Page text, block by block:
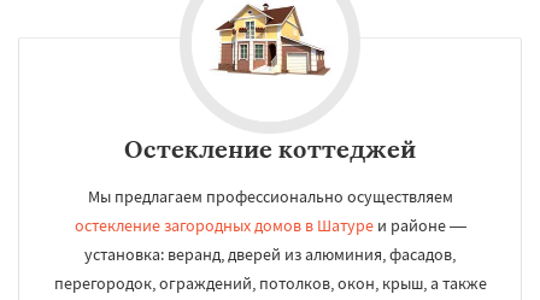
Остекление коттеджей
Мы предлагаем профессионально осуществляем
остекление загородных домов в Шатуреи районе —
установка: веранд, дверей из алюминия, фасадов,
перегородок, ограждений, потолков, окон, крыш, а также